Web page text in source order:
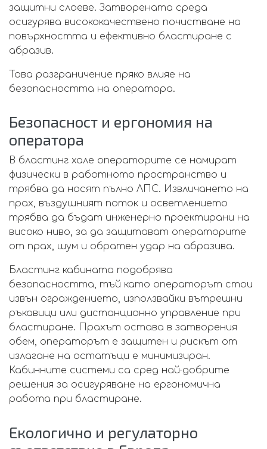
защитни слоеве. Затворената среда
осигурява висококачествено почистване на
повърхността и ефективно бластиране с
абразив.
Това разграничение пряко влияе на
безопасността на оператора.
Безопасност и ергономия на
оператора
В бластинг хале операторите се намират
физически в работното пространство и
трябва да носят пълно ЛПС. Извличането на
прах, въздушният поток и осветлението
трябва да бъдат инженерно проектирани на
високо ниво, за да защитават операторите
от прах, шум и обратен удар на абразива.
Бластинг кабината подобрява
безопасността, тъй като операторът стои
извън ограждението, използвайки вътрешни
ръкавици или дистанционно управление при
бластиране. Прахът остава в затворения
обем, операторът е защитен и рискът от
излагане на остатъци е минимизиран.
Кабинните системи са сред най‑добрите
решения за осигуряване на ергономична
работа при бластиране.
Екологично и регулаторно